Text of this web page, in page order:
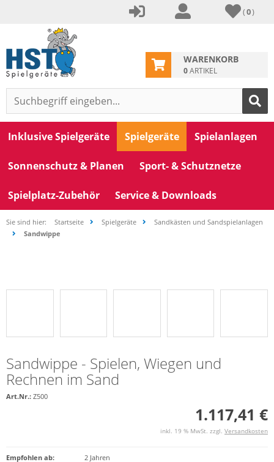
(0)
WARENKORB
0ARTIKEL
Inklusive Spielgeräte Spielgeräte Spielanlagen
Sonnenschutz & Planen Sport- & Schutznetze
Spielplatz-Zubehör Service & Downloads
Sie sind hier: Startseite Spielgeräte
Sandkästen und Sandspielanlagen
Sandwippe
Sandwippe - Spielen, Wiegen und
Rechnen im Sand
Art.Nr.: Z500
1.117,41 €
inkl. 19 % MwSt. zzgl. Versandkosten
Empfohlen ab: 2 Jahren